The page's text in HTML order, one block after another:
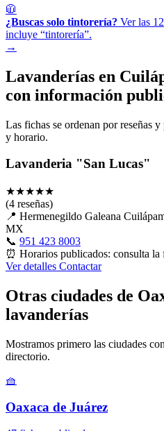
🧥
¿Buscas solo tintorería? Ver las
incluye “tintorería”.
→
Lavanderías en
con información
Las fichas se ordenan por reseñas
y horario.
Lavanderia "San Lucas"
★★★★★
(4 reseñas)
📍 Hermenegildo Galeana
MX
📞 951 423 8003
⏰ Horarios publicados: consulta la
Ver detalles Contactar
Otras ciudades de
lavanderías
Mostramos primero las ciudades
directorio.
🧺
Oaxaca de Juárez